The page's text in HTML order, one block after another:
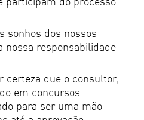
sonhos dos nossos
nossa responsabilidade
certeza que o consultor,
em concursos
para ser uma mão